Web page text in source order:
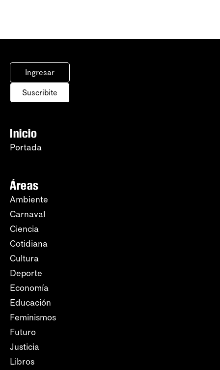
Ingresar
Suscribite
Inicio
Portada
Áreas
Ambiente
Carnaval
Ciencia
Cotidiana
Cultura
Deporte
Economía
Educación
Feminismos
Futuro
Justicia
Libros